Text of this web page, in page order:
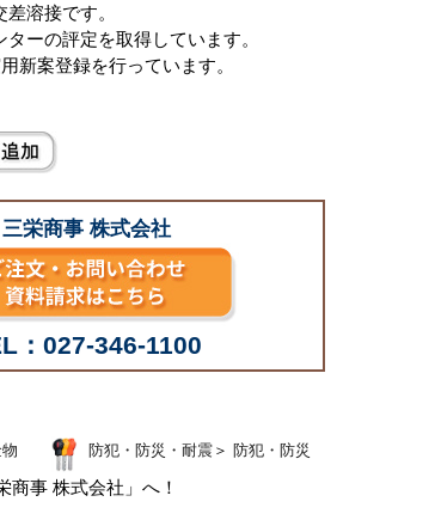
溶接です。
ターの評定を取得しています。
新案登録を行っています。
三栄商事 株式会社
：027-346-1100
防犯・防災・耐震 ＞ 防犯・防災
商事 株式会社」へ！